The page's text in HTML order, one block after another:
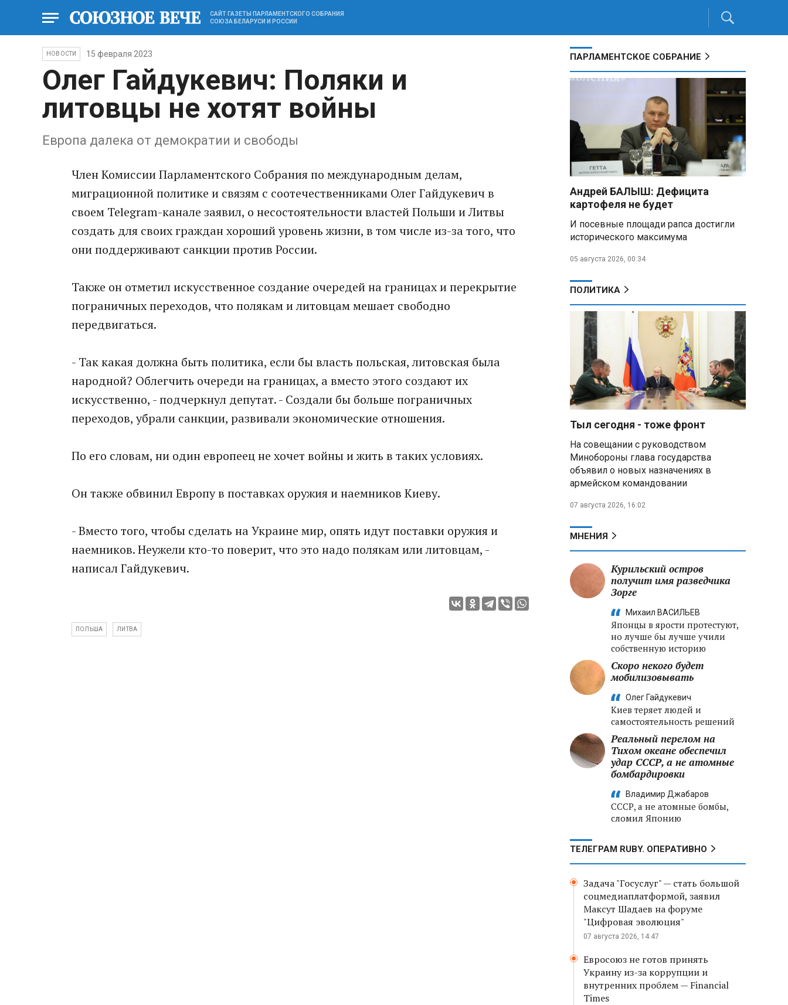
САЙТ ГАЗЕТЫ ПАРЛАМЕНТСКОГО СОБРАНИЯ
СОЮЗА БЕЛАРУСИ И РОССИИ
НОВОСТИ 15 февраля 2023
Олег Гайдукевич: Поляки и
литовцы не хотят войны
Европа далека от демократии и свободы
Член Комиссии Парламентского Собрания по международным делам,
миграционной политике и связям с соотечественниками Олег Гайдукевич в
своем Telegram-канале заявил, о несостоятельности властей Польши и Литвы
создать для своих граждан хороший уровень жизни, в том числе из-за того, что
они поддерживают санкции против России.
Также он отметил искусственное создание очередей на границах и перекрытие
пограничных переходов, что полякам и литовцам мешает свободно
передвигаться.
- Так какая должна быть политика, если бы власть польская, литовская была
народной? Облегчить очереди на границах, а вместо этого создают их
искусственно, - подчеркнул депутат. - Создали бы больше пограничных
переходов, убрали санкции, развивали экономические отношения.
По его словам, ни один европеец не хочет войны и жить в таких условиях.
Он также обвинил Европу в поставках оружия и наемников Киеву.
- Вместо того, чтобы сделать на Украине мир, опять идут поставки оружия и
наемников. Неужели кто-то поверит, что это надо полякам или литовцам, -
написал Гайдукевич.
ПОЛЬША ЛИТВА
ПАРЛАМЕНТСКОЕ СОБРАНИЕ
Андрей БАЛЫШ: Дефицита
картофеля не будет
И посевные площади рапса достигли
исторического максимума
05 августа 2026, 00:34
ПОЛИТИКА
Тыл сегодня - тоже фронт
На совещании с руководством
Минобороны глава государства
объявил о новых назначениях в
армейском командовании
07 августа 2026, 16:02
МНЕНИЯ
Курильский остров
получит имя разведчика
Зорге
Михаил ВАСИЛЬЕВ
Японцы в ярости протестуют,
но лучше бы лучше учили
собственную историю
Скоро некого будет
мобилизовывать
Олег Гайдукевич
Киев теряет людей и
самостоятельность решений
Реальный перелом на
Тихом океане обеспечил
удар СССР, а не атомные
бомбардировки
Владимир Джабаров
СССР, а не атомные бомбы,
сломил Японию
ТЕЛЕГРАМ RUBY. ОПЕРАТИВНО
Задача "Госуслуг" — стать большой
соцмедиаплатформой, заявил
Максут Шадаев на форуме
"Цифровая эволюция"
07 августа 2026, 14:47
Евросоюз не готов принять
Украину из-за коррупции и
внутренних проблем — Financial
Times